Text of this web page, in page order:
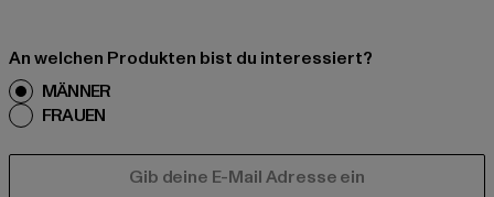
An welchen Produkten bist du interessiert?
MÄNNER
FRAUEN